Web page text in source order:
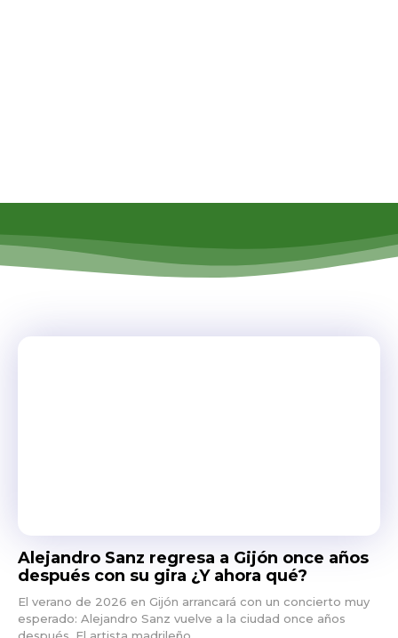
Alejandro Sanz regresa a Gijón once años
después con su gira ¿Y ahora qué?
El verano de 2026 en Gijón arrancará con un concierto muy
esperado: Alejandro Sanz vuelve a la ciudad once años